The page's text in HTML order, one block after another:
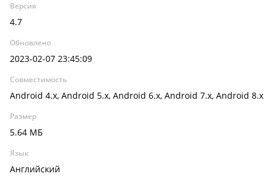
Версия
4.7
Обновлено
2023-02-07 23:45:09
Совместимость
Android 4.x, Android 5.x, Android 6.x, Android 7.x, Android 8.x
Размер
5.64 МБ
Язык
Английский